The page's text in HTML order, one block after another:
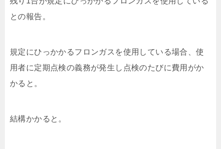
との報告。
規定にひっかかるフロンガスを使用している場合、使
用者に定期点検の義務が発生し点検のたびに費用がか
かると。
結構かかると。